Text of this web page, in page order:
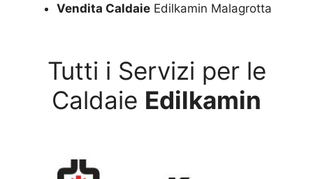
Vendita Caldaie Edilkamin Malagrotta
Tutti i Servizi per le
Caldaie Edilkamin